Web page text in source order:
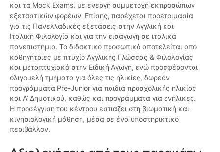
και τα Mock Exams, με ενεργή συμμετοχή εκπροσώπων
εξεταστικών φορέων. Επίσης, παρέχεται προετοιμασία
για τις Πανελλαδικές εξετάσεις στην Αγγλική και
Ιταλική Φιλολογία και για την εισαγωγή σε ιταλικά
πανεπιστήμια. Το διδακτικό προσωπικό αποτελείται από
καθηγήτριες με πτυχίο Αγγλικής Γλώσσας & Φιλολογίας
και μεταπτυχιακό στην Ειδική Αγωγή, ενώ προσφέρονται
ολιγομελή τμήματα για όλες τις ηλικίες, δωρεάν
προγράμματα Pre-Junior για παιδιά προσχολικής ηλικίας
και Α’ Δημοτικού, καθώς και προγράμματα για ενήλικες.
Η προσέγγιση του κέντρου εστιάζει στη βιωματική και
κινησιολογική μάθηση, μέσα σε ένα υποστηρικτικό
περιβάλλον.